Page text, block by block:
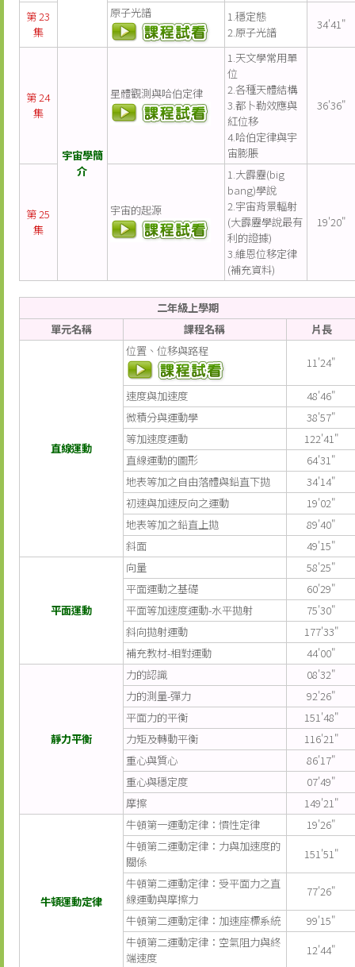
第 23
集
原子光譜
1.穩定態
2.原子光譜
34'41"
第 24
集
宇宙學簡
介
星體觀測與哈伯定律
1.天文學常用單
位
2.各種天體結構
3.都卜勒效應與
紅位移
4.哈伯定律與宇
宙膨脹
36'36"
第 25
集
宇宙的起源
1.大霹靂(big
bang)學說
2.宇宙背景輻射
(大霹靂學說最有
利的證據)
3.維恩位移定律
(補充資料)
19'20"
二年級上學期
單元名稱
課程名稱 片長
直線運動
位置、位移與路程
11'24"
速度與加速度
48'46"
微積分與運動學
38'57"
等加速度運動
122'41"
直線運動的圖形
64'31"
地表等加之自由落體與鉛直下拋
34'14"
初速與加速反向之運動
19'02"
地表等加之鉛直上拋
89'40"
斜面
49'15"
平面運動
向量
58'25"
平面運動之基礎
60'29"
平面等加速度運動-水平拋射
75'30"
斜向拋射運動
177'33"
補充教材-相對運動
44'00"
靜力平衡
力的認識
08'32"
力的測量-彈力
92'26"
平面力的平衡
151'48"
力矩及轉動平衡
116'21"
重心與質心
86'17"
重心與穩定度
07'49"
摩擦
149'21"
牛頓運動定律
牛頓第一運動定律：慣性定律
19'26"
牛頓第二運動定律：力與加速度的
關係
151'51"
牛頓第二運動定律：受平面力之直
線運動與摩擦力
77'26"
牛頓第二運動定律：加速座標系統
99'15"
牛頓第二運動定律：空氣阻力與終
端速度
12'44"